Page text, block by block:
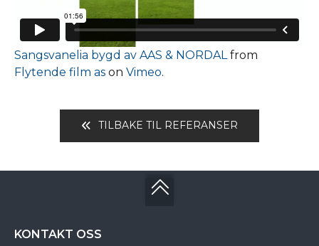
Sangsvanelia bygd av AAS & NORDAL from
Flytende film as on Vimeo.
TILBAKE TIL REFERANSER
KONTAKT OSS